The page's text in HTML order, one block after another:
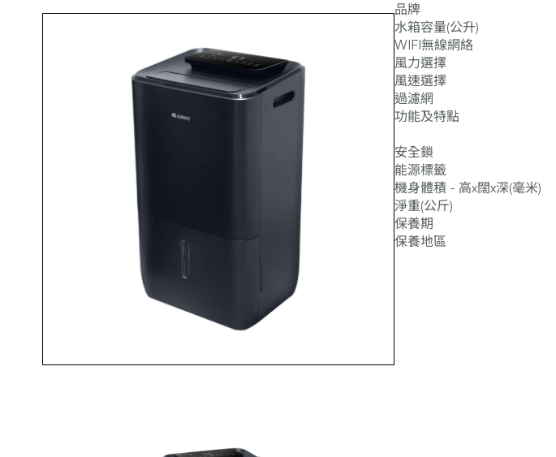
品牌
水箱容量(公升)
WIFI無線網絡
風力選擇
風速選擇
過濾網
功能及特點
安全鎖
能源標籤
機身體積 - 高x闊x深(毫米)
淨重(公斤)
保養期
保養地區